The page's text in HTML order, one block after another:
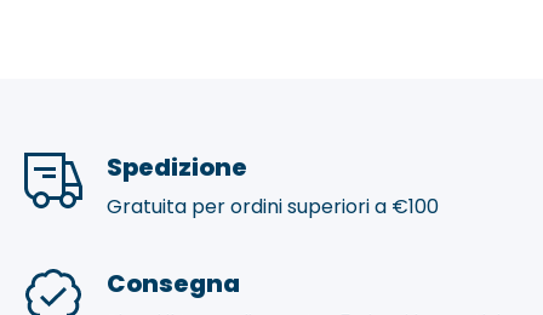
Spedizione
Gratuita per ordini superiori a €100
Consegna